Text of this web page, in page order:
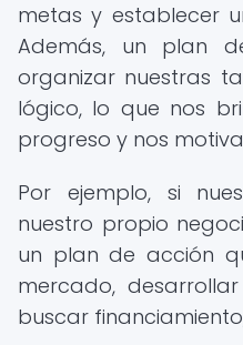
metas y establecer
Además, un plan
organizar nuestras
lógico, lo que nos
progreso y nos
Por ejemplo, si
nuestro propio
un plan de acción
mercado,
buscar